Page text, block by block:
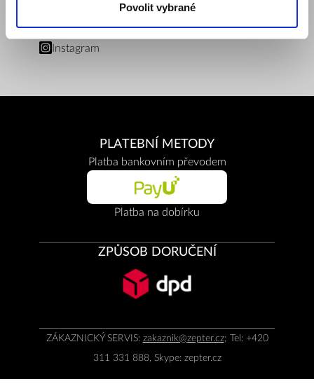
Povolit vybrané
Youtube
Instagram
PLATEBNÍ METODY
Platba bankovním převodem
Platba na dobírku
ZPŮSOB DORUČENÍ
ZÁKAZNICKÝ SERVIS: zakaznik@zepter.cz; Tel: +420
311 331 888, Skype: zepter.cz